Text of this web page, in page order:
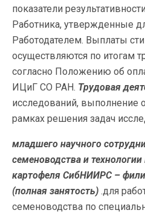
показатели
Работника, утвержденные
Работодателем. Выплаты
осуществляются по итогам
согласно Положению об
ИЦиГ СО РАН. Трудовая
исследований, выполнение
рамках решения задач
младшего научного
семеноводства и
картофеля СибНИИРС –
(полная занятость) .для
семеноводства по